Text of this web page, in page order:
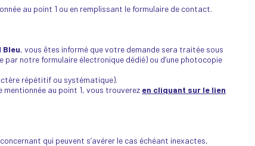
au point 1 ou en remplissant le formulaire de contact.
Bleu, vous êtes informé que votre demande sera traitée sous
notre formulaire électronique dédié) ou d’une photocopie
répétitif ou systématique).
au point 1, vous trouverez en cliquant sur le lien
qui peuvent s’avérer le cas échéant inexactes,